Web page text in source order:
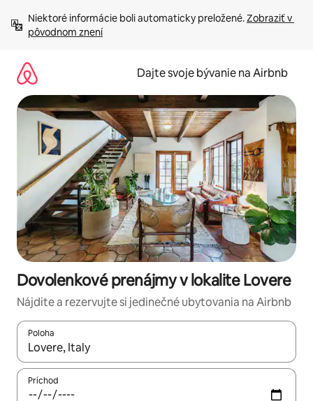
obsah.
Niektoré informácie boli automaticky preložené. Zobraziť v
pôvodnom znení
Dajte svoje bývanie na Airbnb
Dovolenkové prenájmy v lokalite Lovere
Nájdite a rezervujte si jedinečné ubytovania na Airbnb
Poloha
Keď budú výsledky k dispozícii, môžete si ich prechádzať
Príchod